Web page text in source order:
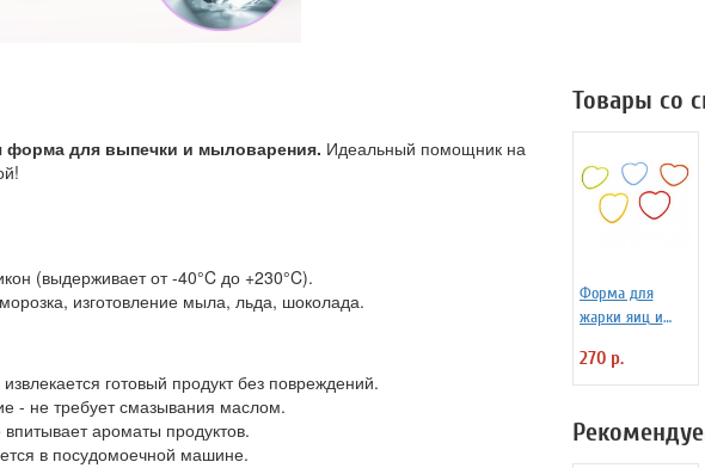
форма для выпечки и мыловарения. Идеальный помощник на
(выдерживает от -40°C до +230°C).
изготовление мыла, льда, шоколада.
готовый продукт без повреждений.
- не требует смазывания маслом.
ароматы продуктов.
в посудомоечной машине.
Товары со
Форма для
жарки яиц и
силиконовая
Любовь
270 р.